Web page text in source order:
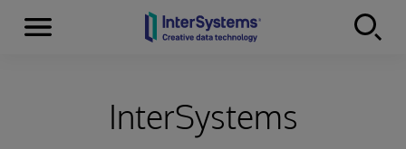
Skip to content
Menu
InterSystems